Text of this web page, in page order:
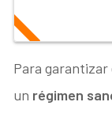
Para garantizar
un régimen